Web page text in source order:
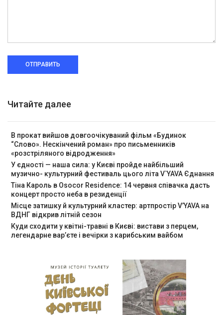
ОТПРАВИТЬ
Читайте далее
В прокат вийшов довгоочікуваний фільм «Будинок
“Слово». Нескінчений роман» про письменників
«розстріляного відродження»
У єдності — наша сила: у Києві пройде найбільший
музично- культурний фестиваль цього літа V`YAVA Єднання
Тіна Кароль в Osocor Residence: 14 червня співачка дасть
концерт просто неба в резиденції
Місце затишку й культурний кластер: артпростір V’YAVA на
ВДНГ відкрив літній сезон
Куди сходити у квітні-травні в Києві: вистави з перцем,
легендарне вар’єте і вечірки з карибським вайбом